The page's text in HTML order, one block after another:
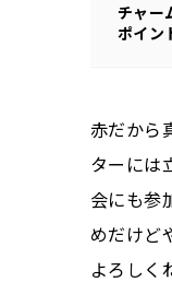
チャー
ポイン
赤だから
ターには
会にも参
めだけど
よろしく